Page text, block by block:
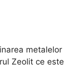
metalelor
Zeolit ce este